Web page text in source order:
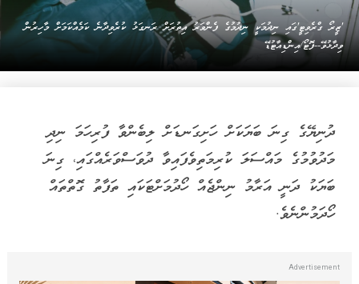
'ޒީރޯ ގްރެވިޓީ'ގައި ނިދުމަކީ ނިދުމުގެ ފެންވަރު އިތުރަށް ރަނގަޅު ކުރެވިދާނެ ކަމެއްކަމަށް މާހިރުން
ވިދާޅުވޭ--ފޮޓޯ/އިންޑިއާޓުޑޭ
ދުނިޔޭގެ ގިނަ ބަޔަކަށް ހަށިގަނޑަށް ލިބެންވާ ފުރިހަމަ ނިދި
މަދުވުމުގެ މައްސަލަ ކުރިމަތިވެފައިވާ ދުވަސްވަރެއްގައި، ގިނަ
ބަޔަކު ދަނީ އަރާމު ނިންޖެއް ހޯދުމަށްޓަކައި ތަފާތު ގޮތްތައް
ހޯދަމުންނެވެ.